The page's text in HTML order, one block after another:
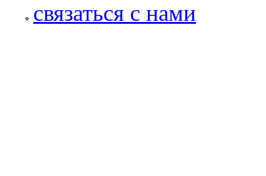
связаться с нами